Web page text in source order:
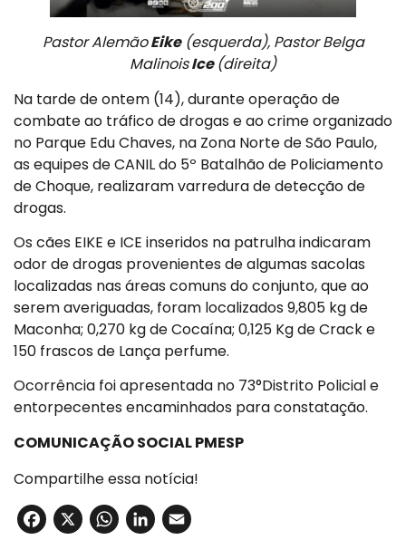
Pastor AlemãoEike(esquerda), Pastor Belga
MalinoisIce(direita)
Na tarde de ontem (14), durante operação de
combate ao tráfico de drogas e ao crime organizado
no Parque Edu Chaves, na Zona Norte de São Paulo,
as equipes de CANIL do 5º Batalhão de Policiamento
de Choque, realizaram varredura de detecção de
drogas.
Os cães EIKE e ICE inseridos na patrulha indicaram
odor de drogas provenientes de algumas sacolas
localizadas nas áreas comuns do conjunto, que ao
serem averiguadas, foram localizados 9,805 kg de
Maconha; 0,270 kg de Cocaína; 0,125 Kg de Crack e
150 frascos de Lança perfume.
Ocorrência foi apresentada no 73°Distrito Policial e
entorpecentes encaminhados para constatação.
COMUNICAÇÃO SOCIAL PMESP
Compartilhe essa notícia!
Facebook
X WhatsApp
LinkedIn